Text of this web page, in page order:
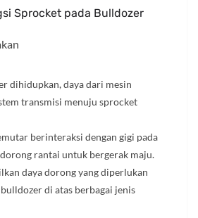
Sprocket pada Bulldozer
dihidupkan, daya dari mesin
transmisi menuju sprocket
berinteraksi dengan gigi pada
rantai untuk bergerak maju.
daya dorong yang diperlukan
di atas berbagai jenis